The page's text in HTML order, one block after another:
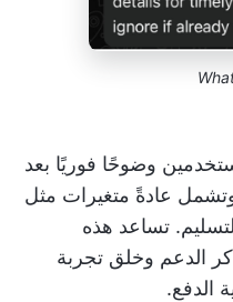
وضوحًا فوريًا بعد
عادةً متغيرات مثل
تساعد هذه
الدعم وخلق تجربة
الدفع.